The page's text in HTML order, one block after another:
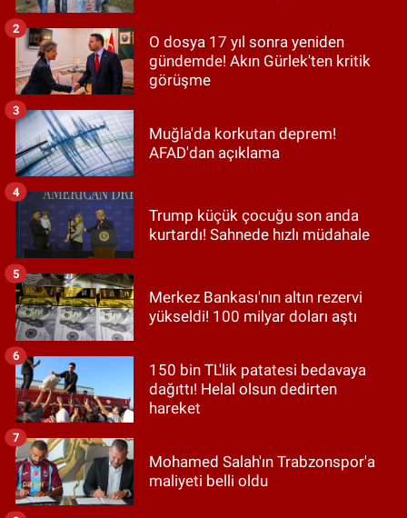
O dosya 17 yıl sonra yeniden
gündemde! Akın Gürlek'ten kritik
görüşme
2
Muğla'da korkutan deprem!
AFAD'dan açıklama
3
Trump küçük çocuğu son anda
kurtardı! Sahnede hızlı müdahale
4
Merkez Bankası'nın altın rezervi
yükseldi! 100 milyar doları aştı
5
150 bin TL'lik patatesi bedavaya
dağıttı! Helal olsun dedirten
hareket
6
Mohamed Salah'ın Trabzonspor'a
maliyeti belli oldu
7